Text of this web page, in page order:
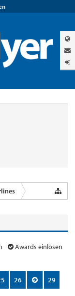
Awards einlösen
26 29